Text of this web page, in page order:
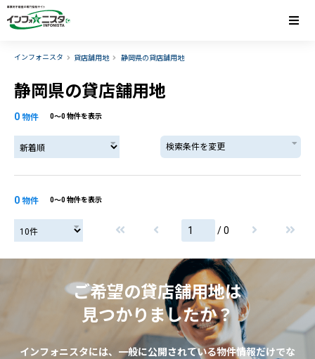
インフォニスタ 貸店舗用地 静岡県の貸店舗用地
静岡県の貸店舗用地
0 物件 0〜0 物件を表示
検索条件を変更
0 物件 0〜0 物件を表示
/ 0
ご希望の貸店舗用地は
見つかりましたか？
インフォニスタには、一般に公開されている物件情報だけでな